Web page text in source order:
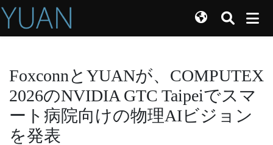
FoxconnとYUANが、COMPUTEX
2026のNVIDIA GTC Taipeiでスマ
ート病院向けの物理AIビジョン
を発表